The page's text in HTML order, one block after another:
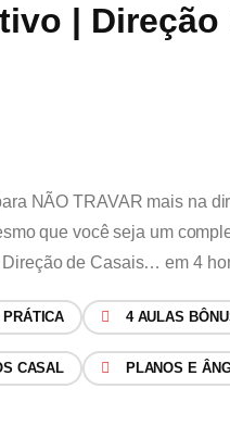
| Direção
NÃO TRAVAR mais na
que você seja um
de Casais… em 4
4 AULAS
CASAL PLANOS E